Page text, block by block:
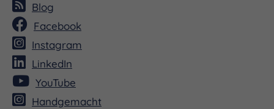
Blog
Facebook
Instagram
LinkedIn
YouTube
Handgemacht